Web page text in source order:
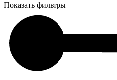
Показать фильтры